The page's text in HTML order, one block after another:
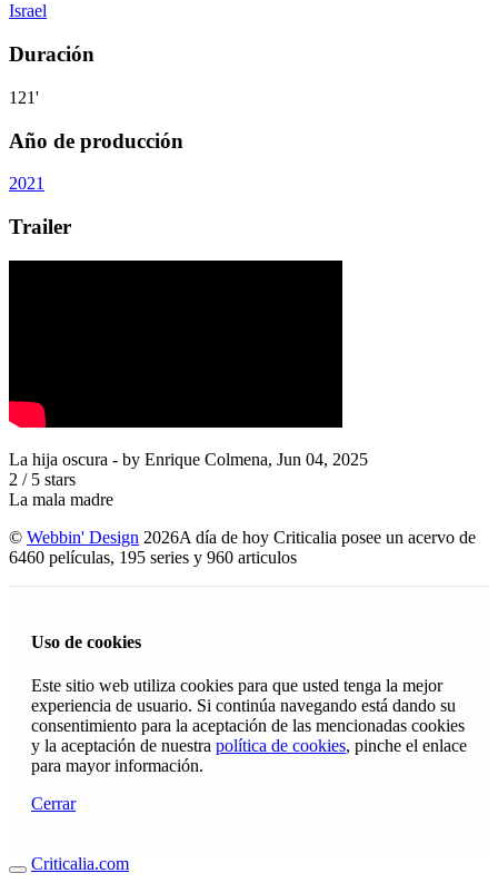
Israel
Duración
121'
Año de producción
2021
Trailer
La hija oscura - by Enrique Colmena, Jun 04, 2025
2 / 5 stars
La mala madre
© Webbin' Design 2026A día de hoy Criticalia posee un acervo de
6460 películas, 195 series y 960 articulos
Uso de cookies
Este sitio web utiliza cookies para que usted tenga la mejor
experiencia de usuario. Si continúa navegando está dando su
consentimiento para la aceptación de las mencionadas cookies
y la aceptación de nuestra política de cookies, pinche el enlace
para mayor información.
Cerrar
Criticalia.com